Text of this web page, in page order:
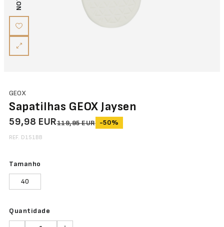
GEOX
Sapatilhas GEOX Jaysen
59,98 EUR119,95 EUR -50%
REF. D151BB
Tamanho
40
Quantidade